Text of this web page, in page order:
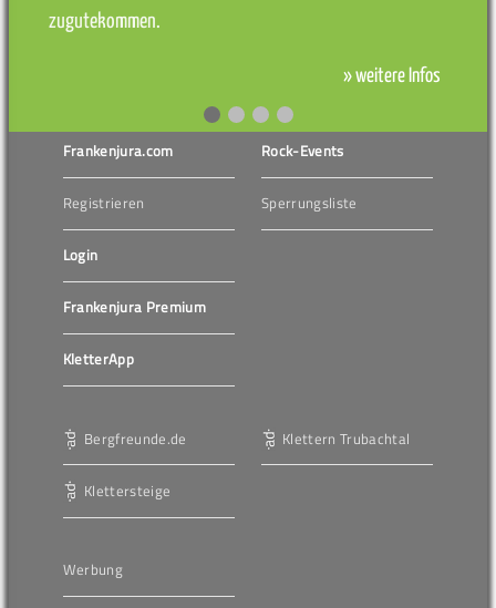
zugutekommen.
» weitere Infos
Frankenjura.com
Registrieren
Login
Frankenjura Premium
KletterApp
Rock-Events
Sperrungsliste
Bergfreunde.de
Klettersteige
Klettern Trubachtal
Werbung